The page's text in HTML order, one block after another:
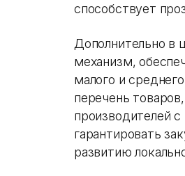
способствует
Дополнительно в
механизм,
малого и
перечень
производителей
гарантировать
развитию